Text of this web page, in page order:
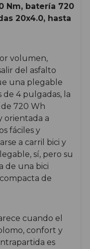
Nm, batería 720
20x4.0, hasta
volumen,
del asfalto
una plegable
de 4 pulgadas, la
720 Wh
orientada a
fáciles y
a carril bici y
sí, pero su
de una bici
de
cuando el
confort y
es